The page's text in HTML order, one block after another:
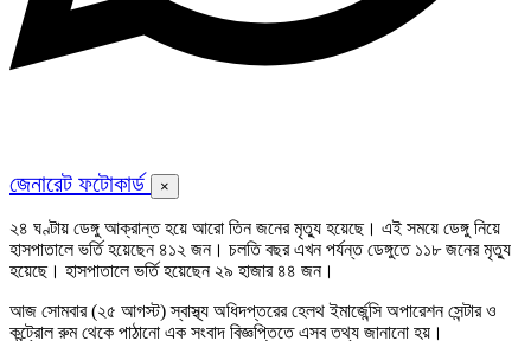
জেনারেট ফটোকার্ড ×
২৪ ঘণ্টায় ডেঙ্গু আক্রান্ত হয়ে আরো তিন জনের মৃত্যু হয়েছে। এই সময়ে ডেঙ্গু নিয়ে
হাসপাতালে ভর্তি হয়েছেন ৪১২ জন। চলতি বছর এখন পর্যন্ত ডেঙ্গুতে ১১৮ জনের মৃত্যু
হয়েছে। হাসপাতালে ভর্তি হয়েছেন ২৯ হাজার ৪৪ জন।
আজ সোমবার (২৫ আগস্ট) স্বাস্থ্য অধিদপ্তরের হেলথ ইমার্জেন্সি অপারেশন সেন্টার ও
কন্ট্রোল রুম থেকে পাঠানো এক সংবাদ বিজ্ঞপ্তিতে এসব তথ্য জানানো হয়।